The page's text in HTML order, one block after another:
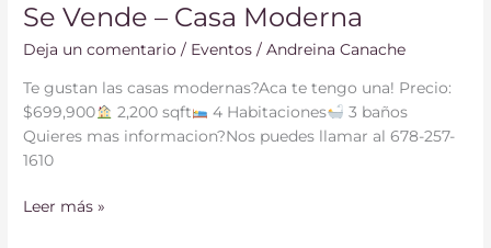
Se Vende – Casa Moderna
Deja un comentario / Eventos /Andreina Canache
Te gustan las casas modernas?Aca te tengo una! Precio:
$699,900
2,200 sqft 4 Habitaciones
3 baños
Quieres mas informacion?Nos puedes llamar al 678-257-
1610
Leer más »